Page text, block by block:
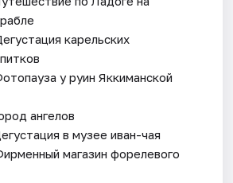
карельских
у руин Яккиманской
ангелов
в музее иван-чая
магазин форелевого